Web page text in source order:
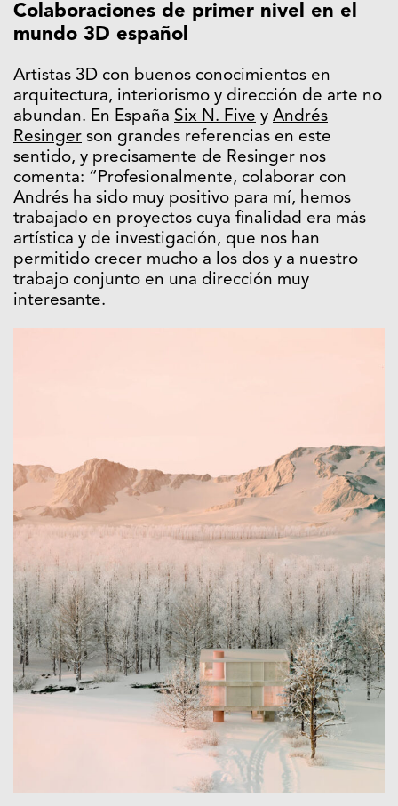
Colaboraciones de primer nivel en el
mundo 3D español
Artistas 3D con buenos conocimientos en
arquitectura, interiorismo y dirección de arte no
abundan. En España Six N. Five y Andrés
Resinger son grandes referencias en este
sentido, y precisamente de Resinger nos
comenta: “Profesionalmente, colaborar con
Andrés ha sido muy positivo para mí, hemos
trabajado en proyectos cuya finalidad era más
artística y de investigación, que nos han
permitido crecer mucho a los dos y a nuestro
trabajo conjunto en una dirección muy
interesante.